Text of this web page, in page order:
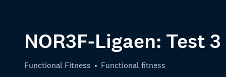
NOR3F-Ligaen: Test
Functional Fitness Functional fitness